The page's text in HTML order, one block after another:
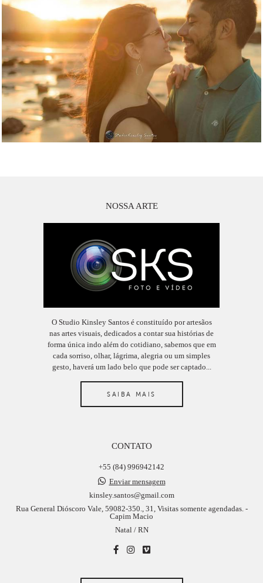
NOSSA ARTE
O Studio Kinsley Santos é constituído por artesãos
nas artes visuais, dedicados a contar sua histórias de
forma única indo além do cotidiano, sabemos que em
cada sorriso, olhar, lágrima, alegria ou um simples
gesto, haverá um lado belo que pode ser captado...
SAIBA MAIS
CONTATO
+55 (84) 996942142
Enviar mensagem
kinsley.santos@gmail.com
Rua General Dióscoro Vale, 59082-350., 31, Visitas somente agendadas. -
Capim Macio
Natal / RN